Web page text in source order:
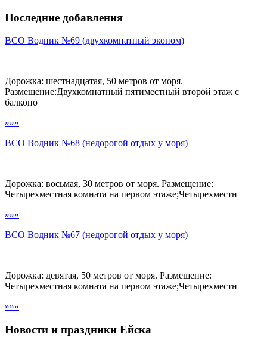
Последние добавления
ВСО Водник №69 (двухкомнатный эконом)
Дорожка: шестнадцатая, 50 метров от моря.
Размещение:Двухкомнатный пятиместный второй этаж с
балконо
»»»
ВСО Водник №68 (недорогой отдых у моря)
Дорожка: восьмая, 30 метров от моря. Размещение:
Четырехместная комната на первом этаже;Четырехместн
»»»
ВСО Водник №67 (недорогой отдых у моря)
Дорожка: девятая, 50 метров от моря. Размещение:
Четырехместная комната на первом этаже;Четырехместн
»»»
Новости и праздники Ейска